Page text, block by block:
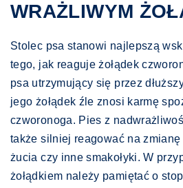
WRAŻLIWYM
Stolec psa stanowi najlepszą
tego, jak reaguje żołądek
psa utrzymujący się przez
jego żołądek źle znosi karmę
czworonoga. Pies z
także silniej reagować na
żucia czy inne smakołyki. W
żołądkiem należy pamiętać o